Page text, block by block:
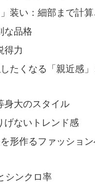
装い：細部まで計
な品格
得力
たくなる「親近感
身大のスタイル
げないトレンド感
形作るファッショ
シンクロ率